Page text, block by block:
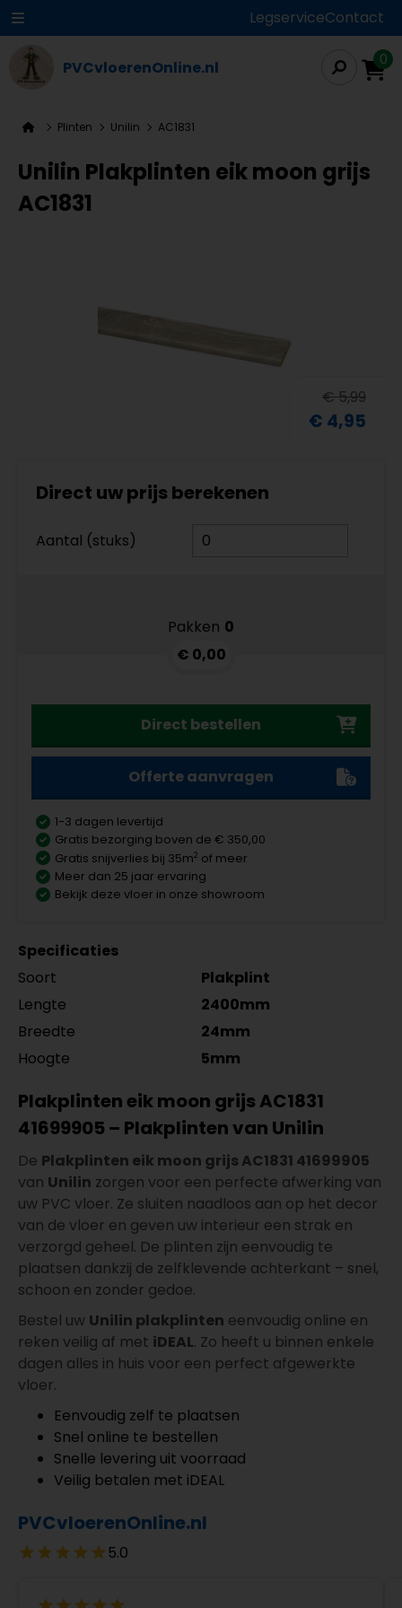
LegserviceContact
PVCvloerenOnline.nl 0
Plinten Unilin AC1831
Unilin Plakplinten eik moon grijs
AC1831
€ 5,99
€ 4,95
Direct uw prijs berekenen
Aantal (stuks)
Pakken 0
€ 0,00
Direct bestellen
Offerte aanvragen
1-3 dagen levertijd
Gratis bezorging boven de € 350,00
Gratis snijverlies bij 35m2 of meer
Meer dan 25 jaar ervaring
Bekijk deze vloer in onze showroom
Specificaties
Soort
Plakplint
Lengte
2400mm
Breedte
24mm
Hoogte
5mm
Plakplinten eik moon grijs AC1831
41699905 – Plakplinten van Unilin
De Plakplinten eik moon grijs AC1831 41699905
van Unilin zorgen voor een perfecte afwerking van
uw PVC vloer. Ze sluiten naadloos aan op het decor
van de vloer en geven uw interieur een strak en
verzorgd geheel. De plinten zijn eenvoudig te
plaatsen dankzij de zelfklevende achterkant – snel,
schoon en zonder gedoe.
Bestel uw Unilin plakplinten eenvoudig online en
reken veilig af met iDEAL. Zo heeft u binnen enkele
dagen alles in huis voor een perfect afgewerkte
vloer.
Eenvoudig zelf te plaatsen
Snel online te bestellen
Snelle levering uit voorraad
Veilig betalen met iDEAL
PVCvloerenOnline.nl
5.0